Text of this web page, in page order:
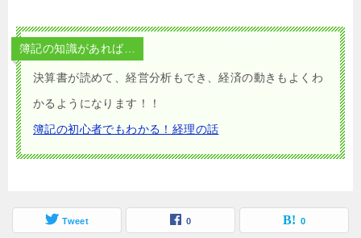
簿記の知識があれば…
決算書が読めて、経営分析もでき、経済の動きもよくわ
かるようになります！！
簿記の初心者でもわかる！経理の話
Tweet 0 0